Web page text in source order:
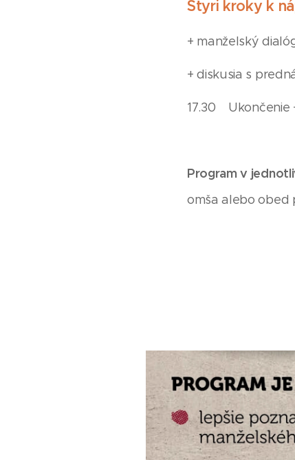
Štyri kroky k
+ manželský
+ diskusia s
17.30 Ukončenie
Program v
omša alebo obed